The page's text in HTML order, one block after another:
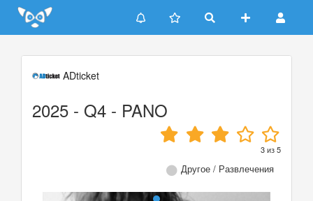
Update cookies preferences
ADticket
2025 - Q4 - PANO
3из5
Другое / Развлечения